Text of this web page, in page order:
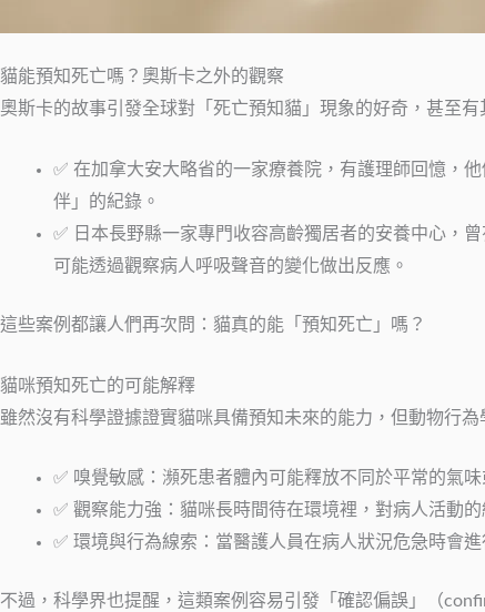
貓能預知死亡嗎？奧斯卡之外的觀察
奧斯卡的故事引發全球對「死亡預知貓」現象的好奇，甚至有
✅ 在加拿大安大略省的一家療養院，有護理師回憶，
伴」的紀錄。
✅ 日本長野縣一家專門收容高齡獨居者的安養中心，
可能透過觀察病人呼吸聲音的變化做出反應。
這些案例都讓人們再次問：貓真的能「預知死亡」嗎？
貓咪預知死亡的可能解釋
雖然沒有科學證據證實貓咪具備預知未來的能力，但動物行為
✅ 嗅覺敏感：瀕死患者體內可能釋放不同於平常的氣
✅ 觀察能力強：貓咪長時間待在環境裡，對病人活動
✅ 環境與行為線索：當醫護人員在病人狀況危急時會
不過，科學界也提醒，這類案例容易引發「確認偏誤」（